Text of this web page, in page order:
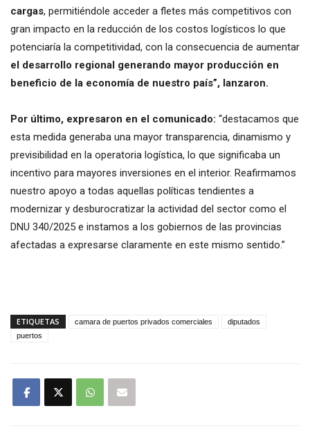
cargas, permitiéndole acceder a fletes más competitivos con
gran impacto en la reducción de los costos logísticos lo que
potenciaría la competitividad, con la consecuencia de aumentar
el desarrollo regional generando mayor producción en
beneficio de la economía de nuestro país”, lanzaron.
Por último, expresaron en el comunicado: “destacamos que
esta medida generaba una mayor transparencia, dinamismo y
previsibilidad en la operatoria logística, lo que significaba un
incentivo para mayores inversiones en el interior. Reafirmamos
nuestro apoyo a todas aquellas políticas tendientes a
modernizar y desburocratizar la actividad del sector como el
DNU 340/2025 e instamos a los gobiernos de las provincias
afectadas a expresarse claramente en este mismo sentido.”
ETIQUETAS camara de puertos privados comerciales
diputados
puertos